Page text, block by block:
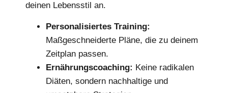
deinen Lebensstil an.
Personalisiertes Training:
Maßgeschneiderte Pläne, die zu deinem
Zeitplan passen.
Ernährungscoaching: Keine radikalen
Diäten, sondern nachhaltige und